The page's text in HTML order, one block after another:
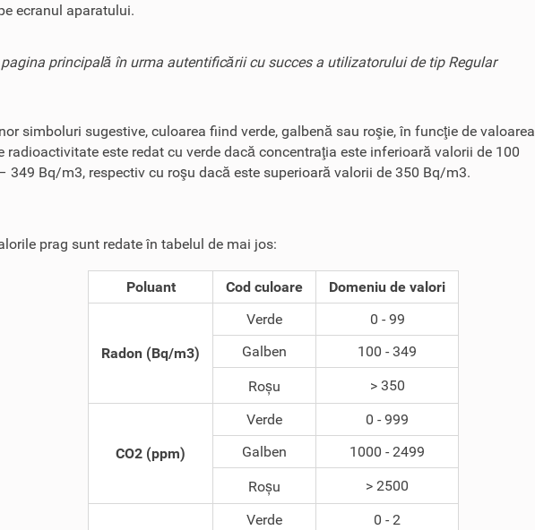
ecranul aparatului.
pagina principală în urma autentificării cu succes a utilizatorului de tip Regular
simboluri sugestive, culoarea fiind verde, galbenă sau roşie, în funcţie de valoarea
este redat cu verde dacă concentraţia este inferioară valorii de 100
Bq/m3, respectiv cu roşu dacă este superioară valorii de 350 Bq/m3.
prag sunt redate în tabelul de mai jos:
Poluant Cod culoare Domeniu de valori
Radon (Bq/m3)
Verde
0 - 99
Galben
100 - 349
Roșu > 350
CO2 (ppm)
Verde
0 - 999
Galben
1000 - 2499
Roșu > 2500
Verde
0 - 2